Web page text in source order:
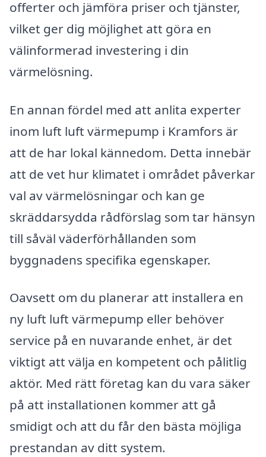
offerter och jämföra priser och tjänster,
vilket ger dig möjlighet att göra en
välinformerad investering i din
värmelösning.
En annan fördel med att anlita experter
inom luft luft värmepump i Kramfors är
att de har lokal kännedom. Detta innebär
att de vet hur klimatet i området påverkar
val av värmelösningar och kan ge
skräddarsydda rådförslag som tar hänsyn
till såväl väderförhållanden som
byggnadens specifika egenskaper.
Oavsett om du planerar att installera en
ny luft luft värmepump eller behöver
service på en nuvarande enhet, är det
viktigt att välja en kompetent och pålitlig
aktör. Med rätt företag kan du vara säker
på att installationen kommer att gå
smidigt och att du får den bästa möjliga
prestandan av ditt system.